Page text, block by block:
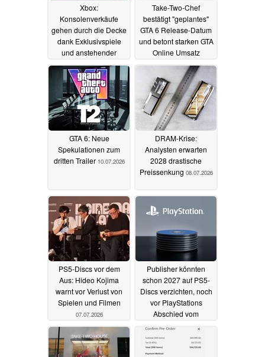
Xbox:
Konsolenverkäufe
gehen durch die Decke
dank Exklusivspiele
und anstehender
Preiserhöhung
22.07.2026
Take-Two-Chef
bestätigt "geplantes"
GTA 6 Release-Datum
und betont starken GTA
Online Umsatz
18.07.2026
GTA 6: Neue
Spekulationen zum
dritten Trailer 10.07.2026
DRAM-Krise:
Analysten erwarten
2028 drastische
Preissenkung 08.07.2026
PS5-Discs vor dem
Aus: Hideo Kojima
warnt vor Verlust von
Spielen und Filmen
07.07.2026
Publisher könnten
schon 2027 auf PS5-
Discs verzichten, noch
vor PlayStations
Abschied vom
physischen Spielen
06.07.2026